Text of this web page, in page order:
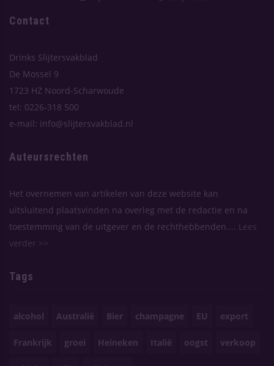
Contact
Drinks Slijtersvakblad
De Mossel 9
1723 HZ Noord-Scharwoude
tel: 0226-318 500
e-mail: info@slijtersvakblad.nl
Auteursrechten
Het overnemen van artikelen van deze website kan
uitsluitend plaatsvinden na overleg met de redactie en na
toestemming van de uitgever en de rechthebbenden....
Lees
verder >>
Tags
alcohol Australië Bier champagne EU export
Frankrijk groei Heineken Italië oogst verkoop